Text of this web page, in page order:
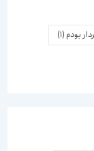
بودم(1)